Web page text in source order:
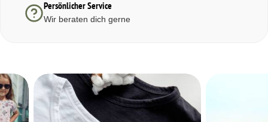
Persönlicher Service
Wir beraten dich gerne